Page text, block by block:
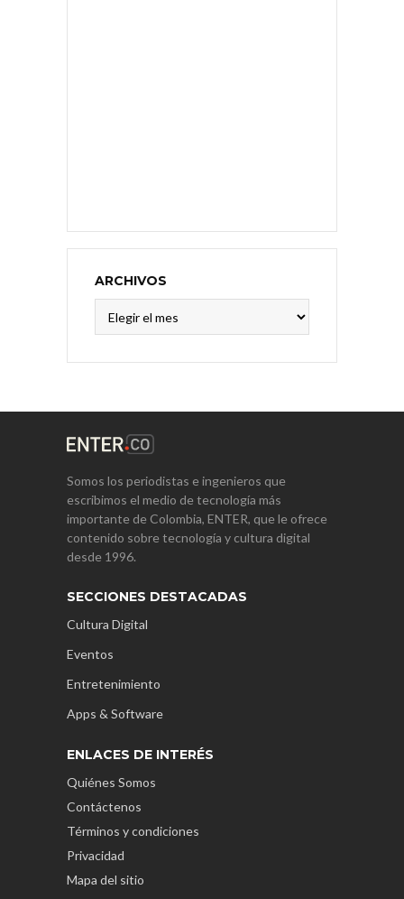
ARCHIVOS
Somos los periodistas e ingenieros que
escribimos el medio de tecnología más
importante de Colombia, ENTER, que le ofrece
contenido sobre tecnología y cultura digital
desde 1996.
SECCIONES DESTACADAS
Cultura Digital
Eventos
Entretenimiento
Apps & Software
ENLACES DE INTERÉS
Quiénes Somos
Contáctenos
Términos y condiciones
Privacidad
Mapa del sitio